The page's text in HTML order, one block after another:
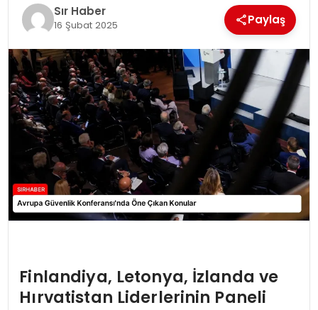
Sır Haber
16 Şubat 2025 Paylaş
Finlandiya, Letonya, İzlanda ve
Hırvatistan Liderlerinin Paneli